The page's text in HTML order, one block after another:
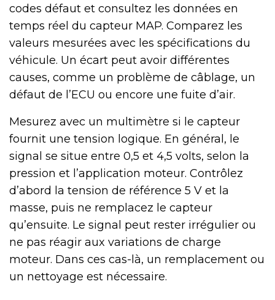
codes défaut et consultez les données en
temps réel du capteur MAP. Comparez les
valeurs mesurées avec les spécifications du
véhicule. Un écart peut avoir différentes
causes, comme un problème de câblage, un
défaut de l’ECU ou encore une fuite d’air.
Mesurez avec un multimètre si le capteur
fournit une tension logique. En général, le
signal se situe entre 0,5 et 4,5 volts, selon la
pression et l’application moteur. Contrôlez
d’abord la tension de référence 5 V et la
masse, puis ne remplacez le capteur
qu’ensuite. Le signal peut rester irrégulier ou
ne pas réagir aux variations de charge
moteur. Dans ces cas-là, un remplacement ou
un nettoyage est nécessaire.